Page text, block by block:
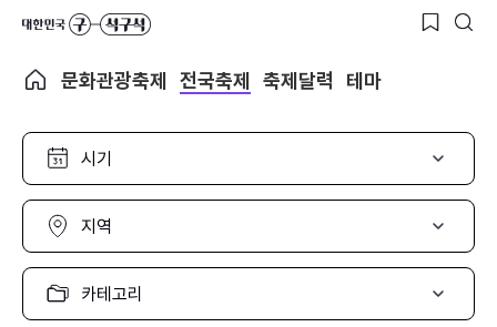
문화관광축제 전국축제 축제달력 테마
시
선
택
지
선
택
카
고